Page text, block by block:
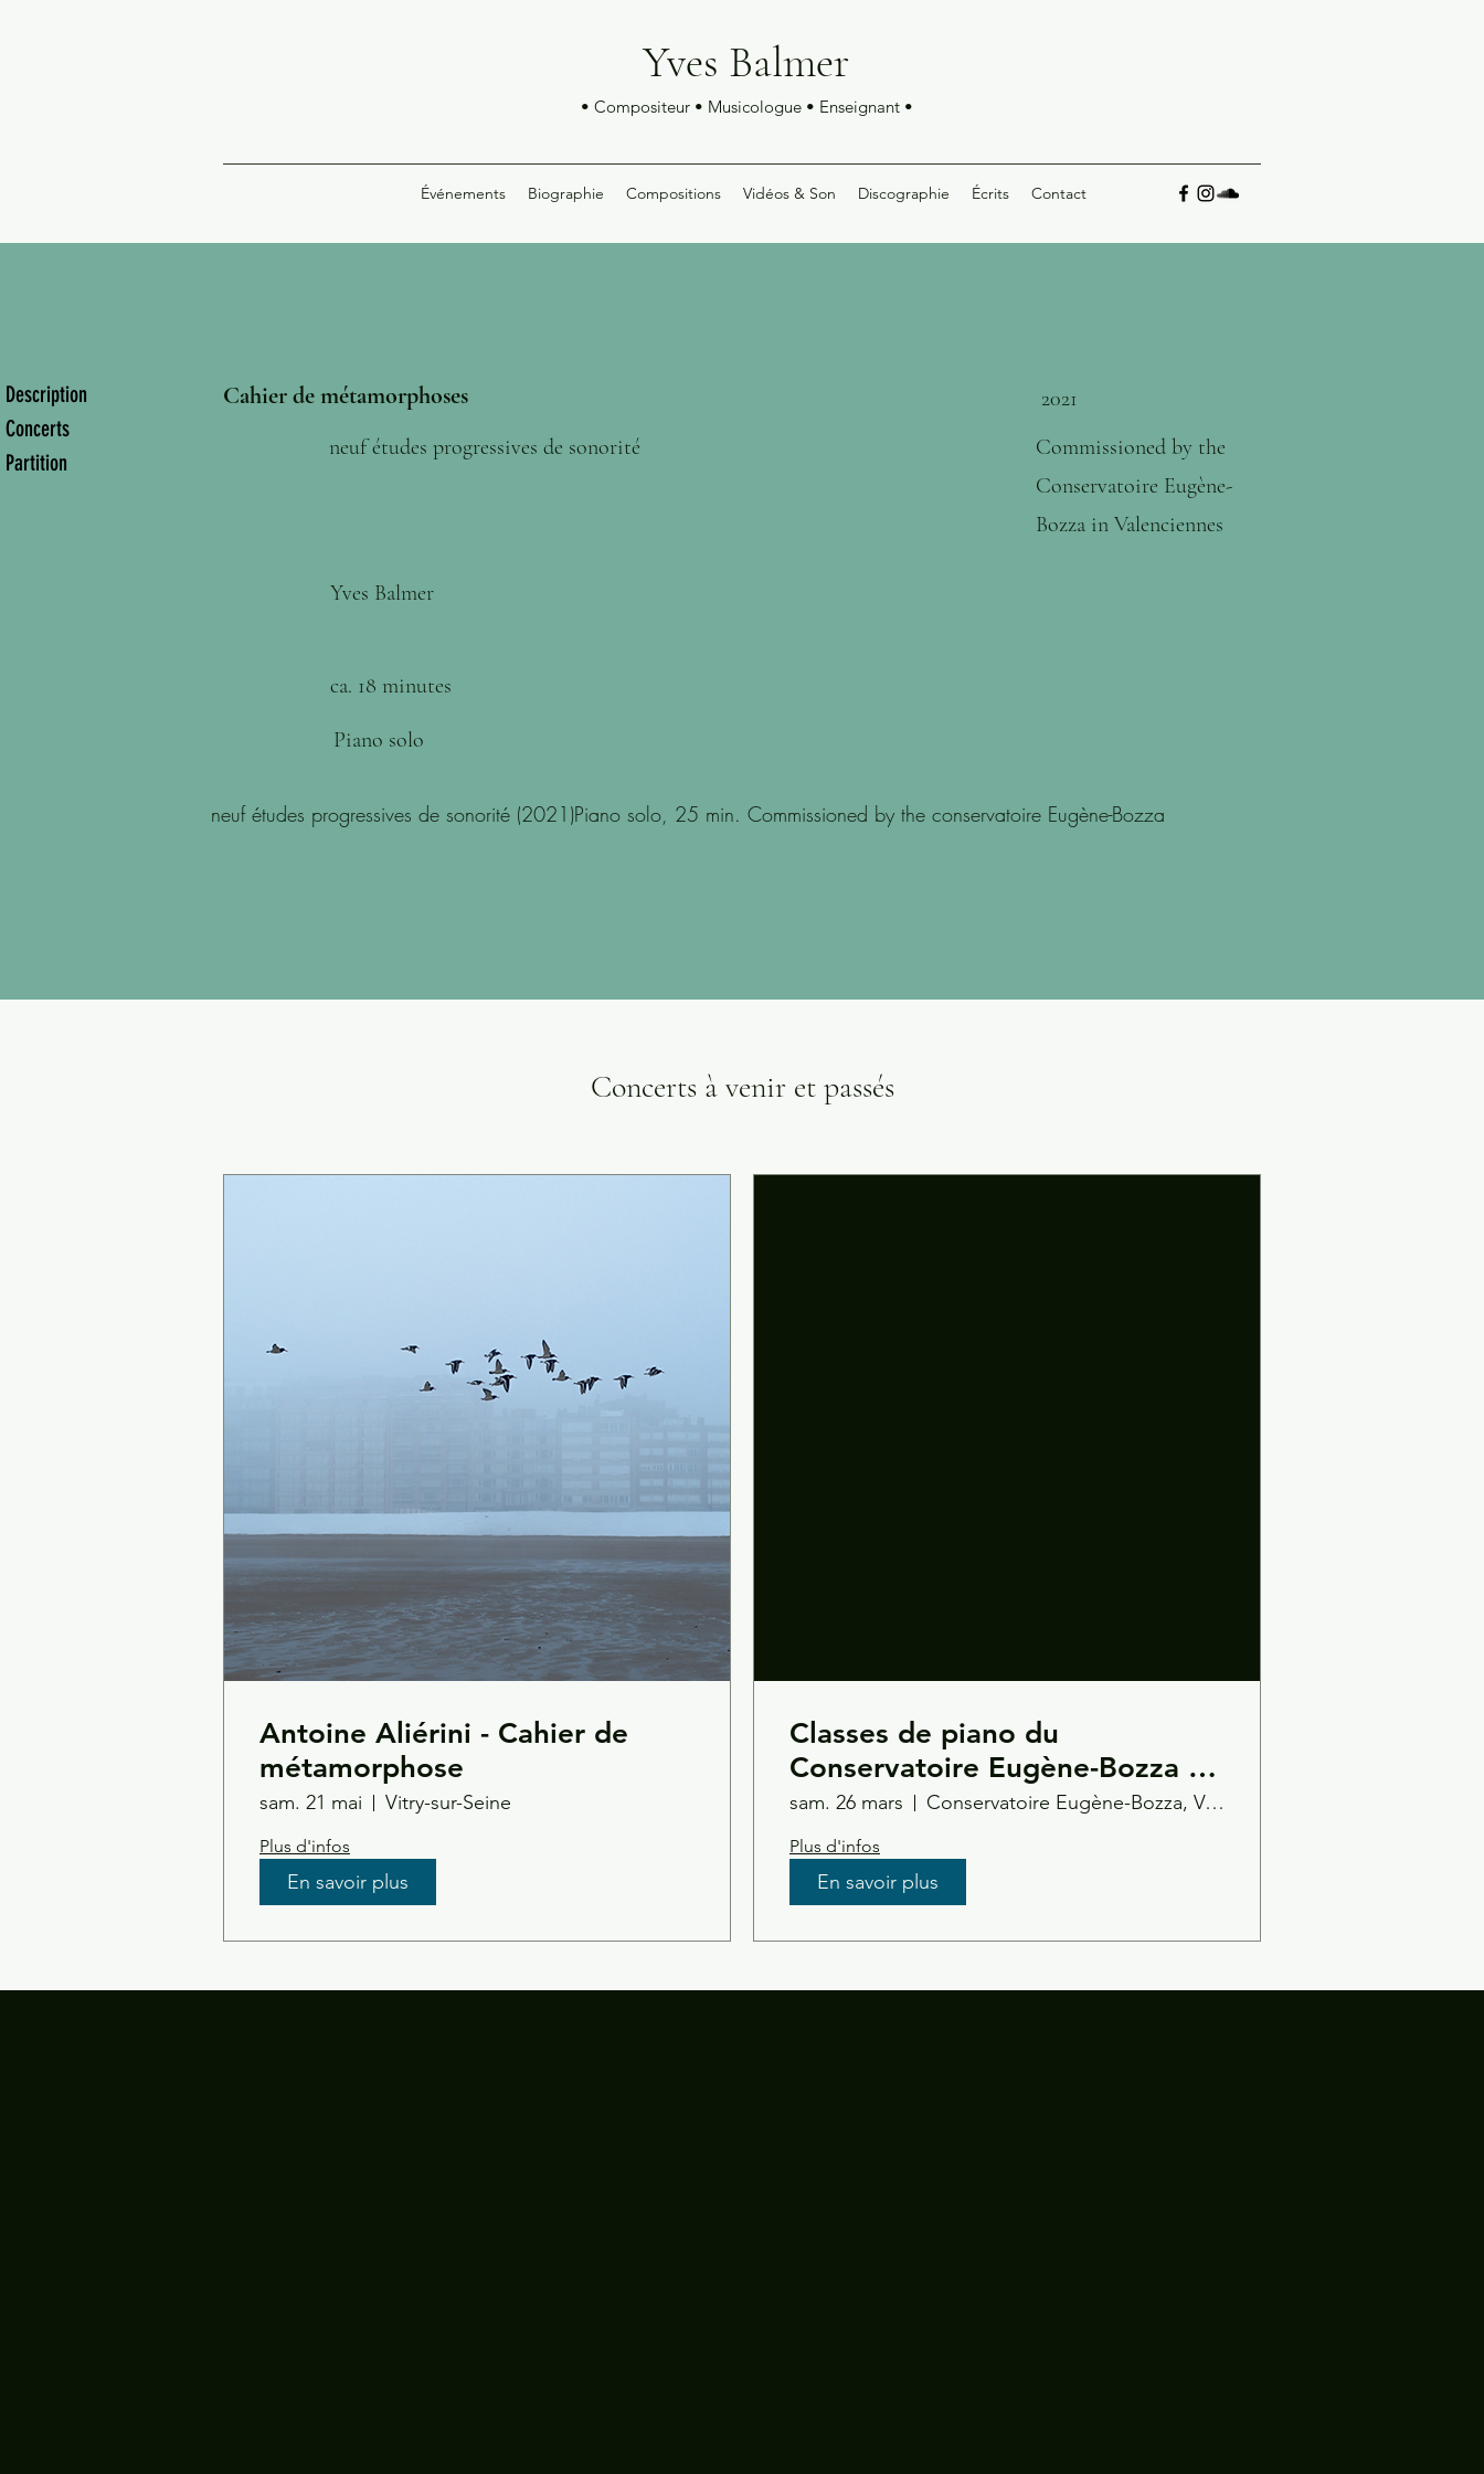
Yves Balmer
• Compositeur • Musicologue • Enseignant •
Événements Biographie Compositions Vidéos & Son Discographie Écrits Contact
Description
Concerts
Partition
Cahier de métamorphoses
neuf études progressives de sonorité
2021
Commissioned by the
Conservatoire Eugène-
Bozza in Valenciennes
Yves Balmer
ca. 18 minutes
Piano solo
neuf études progressives de sonorité (2021)Piano solo, 25 min. Commissioned by the conservatoire Eugène-Bozza
Concerts à venir et passés
Antoine Aliérini - Cahier de
métamorphose
sam. 21 mai Vitry-sur-Seine
Plus d'infos
En savoir plus
Classes de piano du
Conservatoire Eugène-Bozza -
Cahier de métamorphoses
sam. 26 mars Conservatoire Eugène-Bozza, Valenciennes
Plus d'infos
En savoir plus